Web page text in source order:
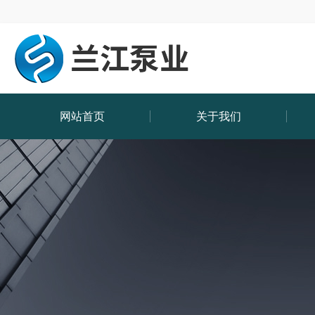
网站首页 关于我们